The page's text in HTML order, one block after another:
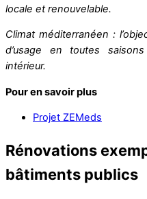
locale et renouvelable.
Climat méditerranéen :
d’usage en toutes
intérieur.
Pour en savoir plus
Projet ZEMeds
Rénovations
bâtiments publics